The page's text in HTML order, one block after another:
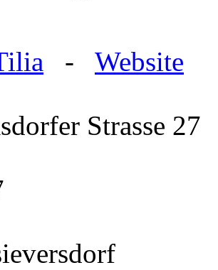
- Website
Strasse 27